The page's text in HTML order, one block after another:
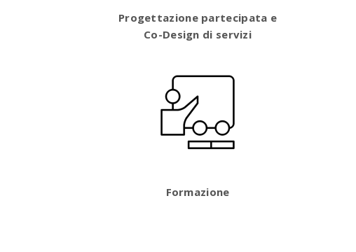
Progettazione partecipata e
Co-Design di servizi
Formazione